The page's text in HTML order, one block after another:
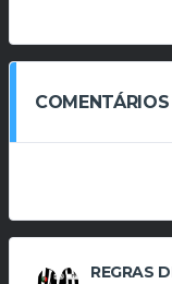
COMENTÁRIOS
REGRAS